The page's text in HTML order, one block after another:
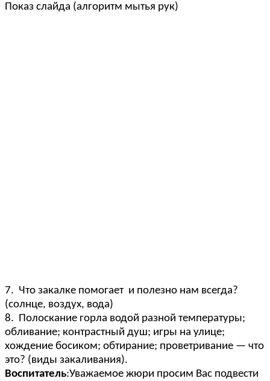
Показ слайда (алгоритм мытья рук)
7. Что закалке помогает и полезно нам всегда?
(солнце, воздух, вода)
8. Полоскание горла водой разной температуры;
обливание; контрастный душ; игры на улице;
хождение босиком; обтирание; проветривание — что
это? (виды закаливания).
Воспитатель:Уважаемое жюри просим Вас подвести